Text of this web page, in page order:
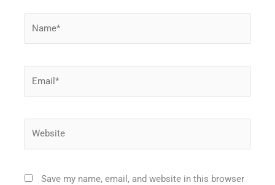
Save my name, email, and website in this browser